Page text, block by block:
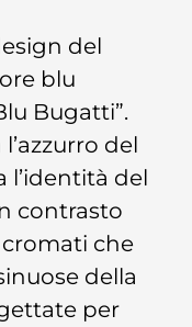
del
blu
Bugatti”.
del
l’identità del
contrasto
che
della
per